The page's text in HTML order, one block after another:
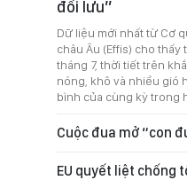
đối lưu”
Dữ liệu mới nhất từ Cơ
châu Âu (Effis) cho
tháng 7, thời tiết trên
nóng, khô và nhiều gió
bình của cùng kỳ trong
Cuộc đua mở “con
EU quyết liệt chống